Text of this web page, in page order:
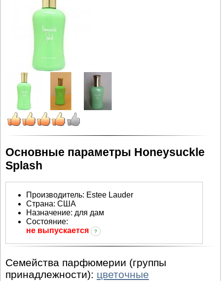
Основные параметры Honeysuckle
Splash
Производитель: Estee Lauder
Страна: США
Назначение: для дам
Состояние:
не выпускается
?
Семейства парфюмерии (группы
принадлежности): цветочные